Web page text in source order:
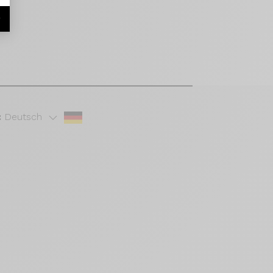
Deutsch